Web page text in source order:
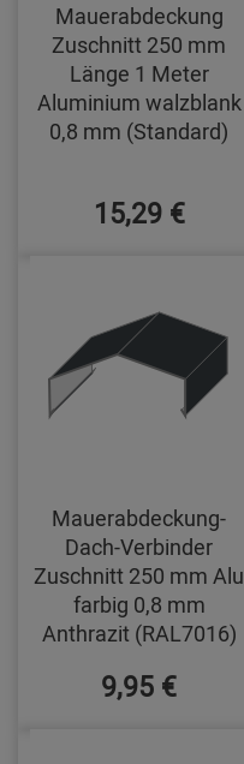
Mauerabdeckung
Zuschnitt 250 mm
Länge 1 Meter
Aluminium walzblank
0,8 mm (Standard)
15,29 €
Mauerabdeckung-
Dach-Verbinder
Zuschnitt 250 mm Alu
farbig 0,8 mm
Anthrazit (RAL7016)
9,95 €